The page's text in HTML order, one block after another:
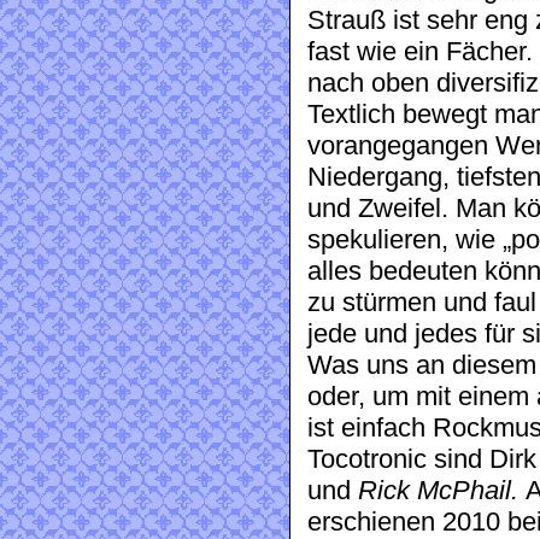
Strauß ist sehr eng
fast wie ein
nach oben
Textlich bewegt
vorangegangen
Niedergang,
und Zweifel. Man
spekulieren, wie
alles bedeuten
zu stürmen und
jede und jedes für
Was uns an
oder, um mit
ist einfach
Tocotronic sind
und Rick McPhail.
erschienen 2010